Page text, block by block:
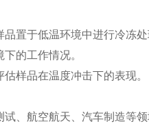
于低温环境中进行冷冻
的工作情况。
样品在温度冲击下的表现。
航空航天、汽车制造等领